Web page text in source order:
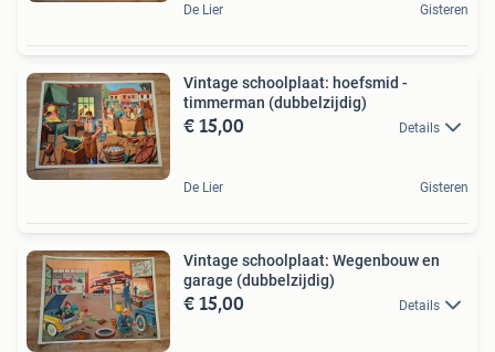
De Lier Gisteren
Vintage schoolplaat: hoefsmid -
timmerman (dubbelzijdig)
€ 15,00 Details
De Lier Gisteren
Vintage schoolplaat: Wegenbouw en
garage (dubbelzijdig)
€ 15,00 Details